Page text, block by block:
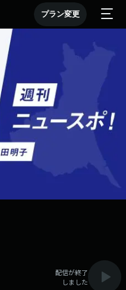
プラン変更
配信が終了
しました